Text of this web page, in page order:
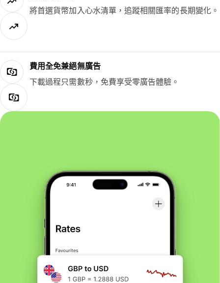
將首選貨幣加入心水清單，追蹤相關匯率的長期變化。
費用全免兼絕無廣告
下載過程只需數秒，免費享受零廣告體驗。